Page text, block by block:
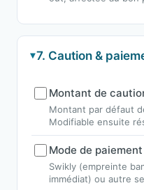
7. Caution &
Montant de
Montant par défaut
Modifiable ensuite
Mode de
Swikly (empreinte
immédiat) ou autre